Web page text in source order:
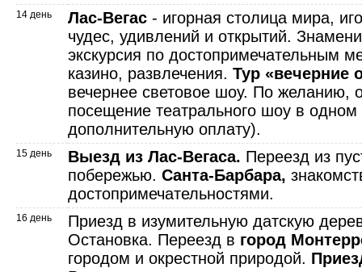
14 день Лас-Вегас - игорная столица мира,
чудес, удивлений и открытий.
экскурсия по достопримечательным
казино, развлечения. Тур «вечерние
вечернее световое шоу. По желанию,
посещение театрального шоу в одном
дополнительную оплату).
15 день Выезд из Лас-Вегаса. Переезд из
побережью. Санта-Барбара,
достопримечательностями.
16 день
Приезд в изумительную датскую
Остановка. Переезд в город
городом и окрестной природой.